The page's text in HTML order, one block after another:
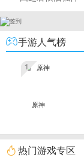
手游人气榜
原神
1
热门游戏专区